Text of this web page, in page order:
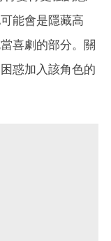
能會是隱藏高
喜劇的部分。關
惑加入該角色的